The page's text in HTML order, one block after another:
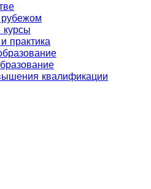
рубежом
практика
квалификации